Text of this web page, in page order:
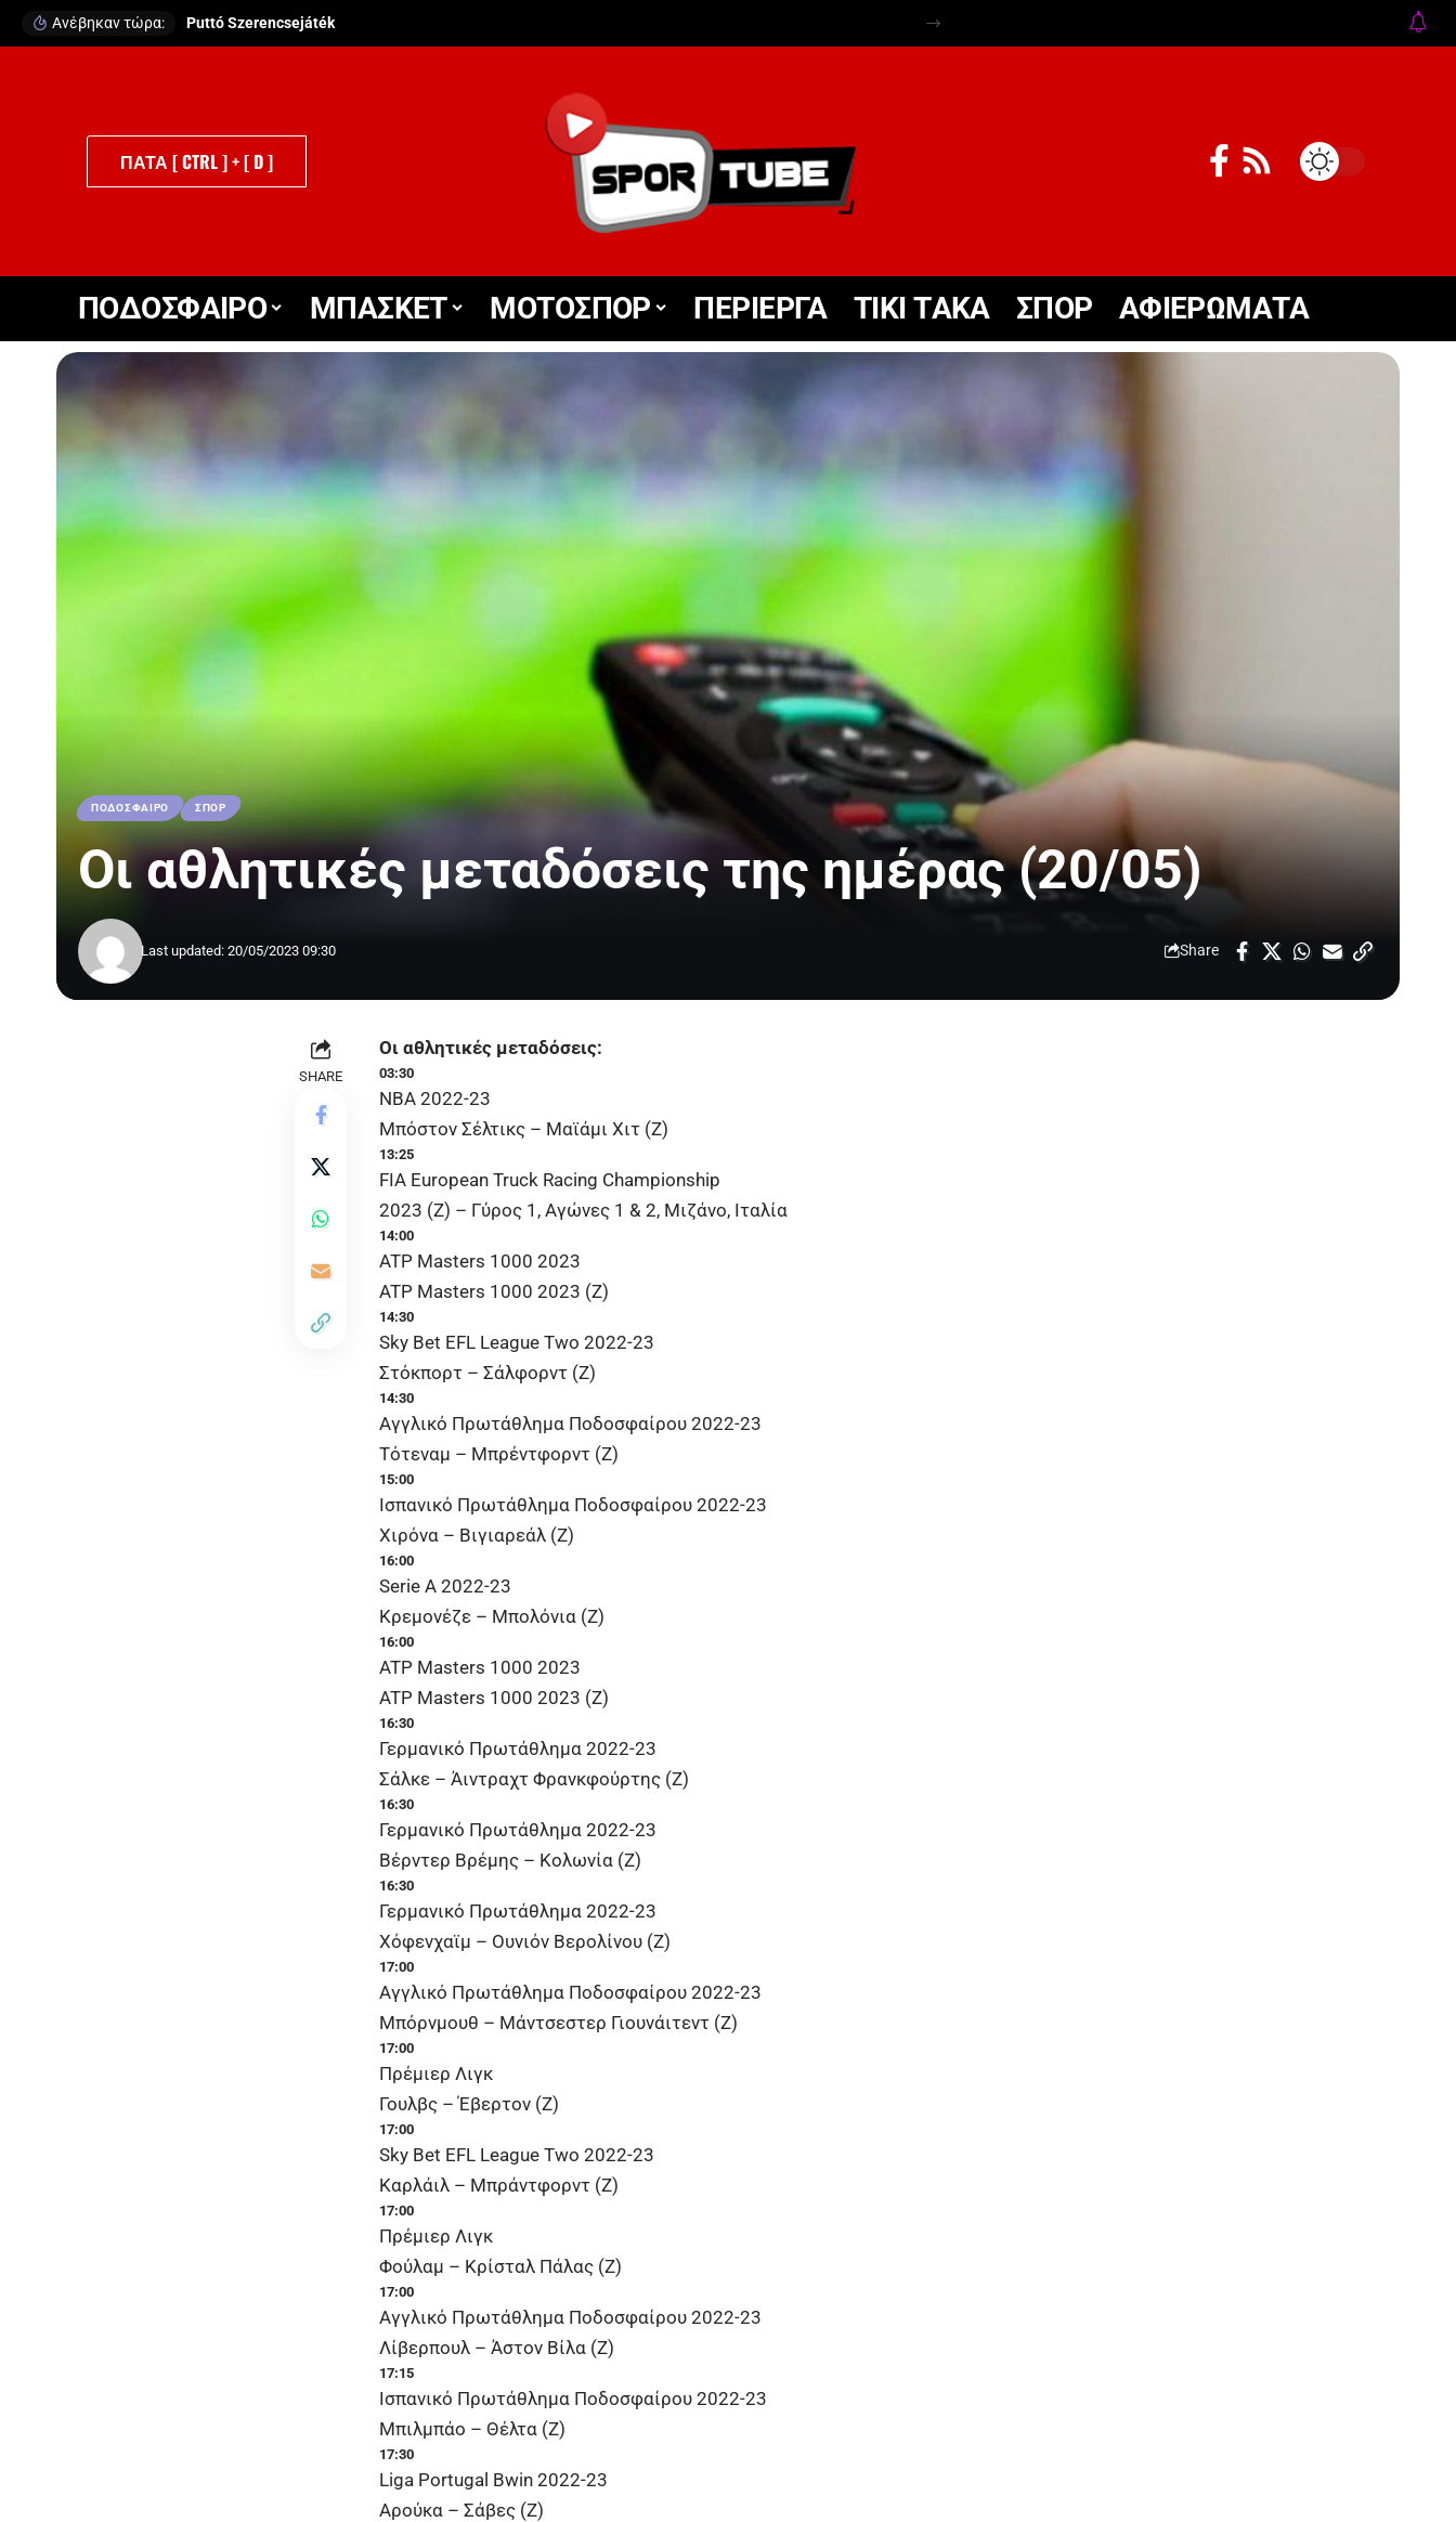
Ανέβηκαν τώρα: Roulette Játékszabály
ΠΑΤΑ [ CTRL ] + [ D ]
ΠΟΔΟΣΦΑΙΡΟ ΜΠΑΣΚΕΤ ΜΟΤΟΣΠΟΡ ΠΕΡΙΕΡΓΑ TIKΙ TΑΚΑ ΣΠΟΡ ΑΦΙΕΡΩΜΑΤΑ
ΠΟΔΟΣΦΑΙΡΟ ΣΠΟΡ
Οι αθλητικές μεταδόσεις της ημέρας (20/05)
Last updated: 20/05/2023 09:30 Share
SHARE
Οι αθλητικές μεταδόσεις:
03:30
NBA 2022-23
Μπόστον Σέλτικς – Μαϊάμι Χιτ (Ζ)
13:25
FIA European Truck Racing Championship
2023 (Ζ) – Γύρος 1, Αγώνες 1 & 2, Μιζάνο, Ιταλία
14:00
ATP Masters 1000 2023
ATP Masters 1000 2023 (Ζ)
14:30
Sky Bet EFL League Two 2022-23
Στόκπορτ – Σάλφορντ (Ζ)
14:30
Αγγλικό Πρωτάθλημα Ποδοσφαίρου 2022-23
Τότεναμ – Μπρέντφορντ (Ζ)
15:00
Ισπανικό Πρωτάθλημα Ποδοσφαίρου 2022-23
Χιρόνα – Βιγιαρεάλ (Ζ)
16:00
Serie A 2022-23
Κρεμονέζε – Μπολόνια (Ζ)
16:00
ATP Masters 1000 2023
ATP Masters 1000 2023 (Ζ)
16:30
Γερμανικό Πρωτάθλημα 2022-23
Σάλκε – Άιντραχτ Φρανκφούρτης (Ζ)
16:30
Γερμανικό Πρωτάθλημα 2022-23
Βέρντερ Βρέμης – Κολωνία (Ζ)
16:30
Γερμανικό Πρωτάθλημα 2022-23
Χόφενχαϊμ – Ουνιόν Βερολίνου (Ζ)
17:00
Αγγλικό Πρωτάθλημα Ποδοσφαίρου 2022-23
Μπόρνμουθ – Μάντσεστερ Γιουνάιτεντ (Ζ)
17:00
Πρέμιερ Λιγκ
Γουλβς – Έβερτον (Ζ)
17:00
Sky Bet EFL League Two 2022-23
Καρλάιλ – Μπράντφορντ (Ζ)
17:00
Πρέμιερ Λιγκ
Φούλαμ – Κρίσταλ Πάλας (Ζ)
17:00
Αγγλικό Πρωτάθλημα Ποδοσφαίρου 2022-23
Λίβερπουλ – Άστον Βίλα (Ζ)
17:15
Ισπανικό Πρωτάθλημα Ποδοσφαίρου 2022-23
Μπιλμπάο – Θέλτα (Ζ)
17:30
Liga Portugal Bwin 2022-23
Αρούκα – Σάβες (Ζ)